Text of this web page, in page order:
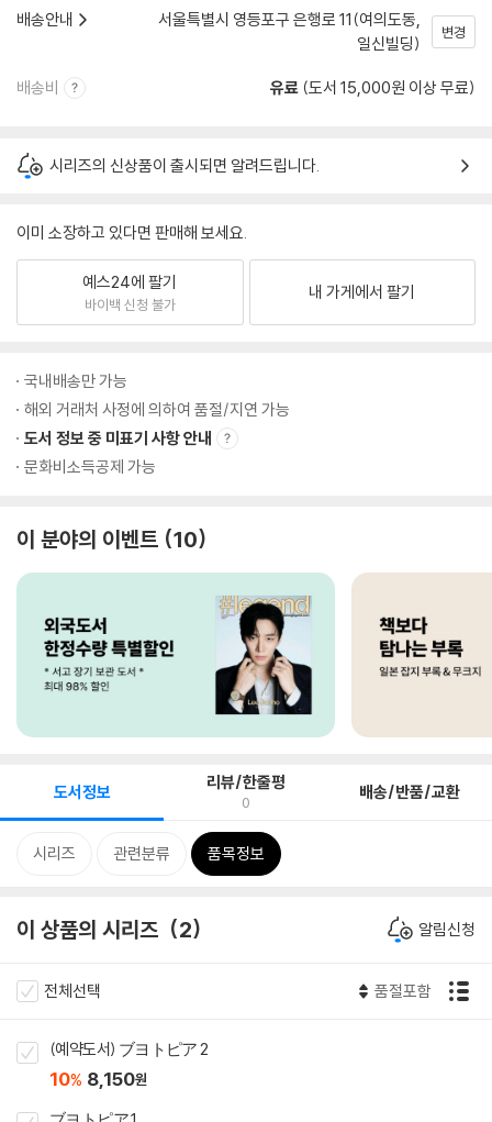
배송안내
서울특별시 영등포구 은행로 11(여의도동,
일신빌딩)
변경
배송비 유료 (도서 15,000원 이상 무료)
시리즈의 신상품이 출시되면 알려드립니다.
이미 소장하고 있다면 판매해 보세요.
예스24에 팔기
바이백 신청 불가
내 가게에서 팔기
국내배송만 가능
해외 거래처 사정에 의하여 품절/지연 가능
도서 정보 중 미표기 사항 안내
문화비소득공제 가능
이 분야의 이벤트 10
도서정보 리뷰/한줄평
0 배송/반품/교환
시리즈 관련분류 품목정보
이 상품의 시리즈 2 알림신청
전체선택 품절포함
(예약도서) ブヨトピア 2
10% 8,150원